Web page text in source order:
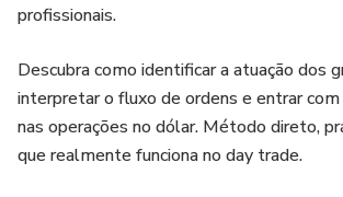
profissionais.
Descubra como identificar a atuação dos
interpretar o fluxo de ordens e entrar com
nas operações no dólar. Método direto,
que realmente funciona no day trade.